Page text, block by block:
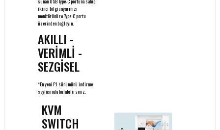
ikinci bilgisayarınızı
monitörünüze Type-C portu
üzerinden bağlayın.
AKILLI -
VERİMLİ -
SEZGİSEL
*En yeni P.I sürümünü indirme
sayfasında bulabilirsiniz.
KVM
SWITCH